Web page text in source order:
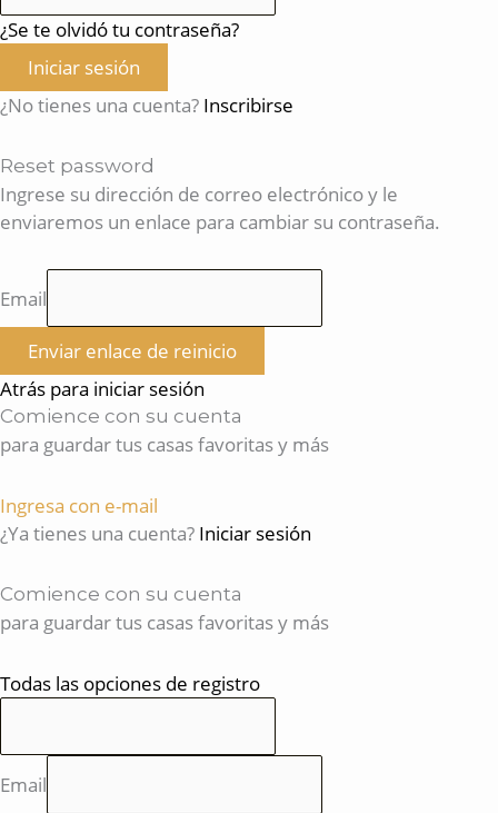
¿Se te olvidó tu contraseña?
Iniciar sesión
¿No tienes una cuenta? Inscribirse
Reset password
Ingrese su dirección de correo electrónico y le
enviaremos un enlace para cambiar su contraseña.
Email
Enviar enlace de reinicio
Atrás para iniciar sesión
Comience con su cuenta
para guardar tus casas favoritas y más
Ingresa con e-mail
¿Ya tienes una cuenta? Iniciar sesión
Comience con su cuenta
para guardar tus casas favoritas y más
Todas las opciones de registro
Email